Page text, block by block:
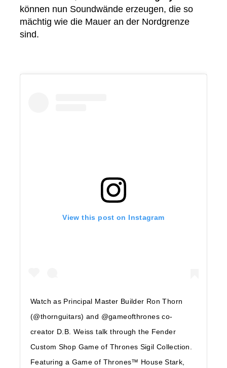
können nun Soundwände erzeugen, die so
mächtig wie die Mauer an der Nordgrenze
sind.
View this post on Instagram
Watch as Principal Master Builder Ron Thorn
(@thornguitars) and @gameofthrones co-
creator D.B. Weiss talk through the Fender
Custom Shop Game of Thrones Sigil Collection.
Featuring a Game of Thrones™️ House Stark,